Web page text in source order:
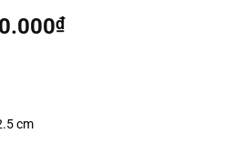
₫Giá
cm